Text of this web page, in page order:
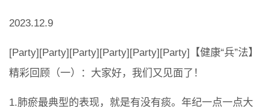
2023.12.9
[Party][Party][Party][Party][Party][Party]【健康“兵”法】
精彩回顾（一）：大家好，我们又见面了！
1.肺瘀最典型的表现，就是有没有痰。年纪一点一点大